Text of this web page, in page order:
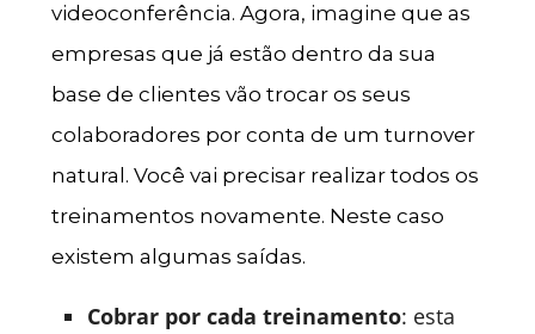
videoconferência. Agora, imagine que as
empresas que já estão dentro da sua
base de clientes vão trocar os seus
colaboradores por conta de um turnover
natural. Você vai precisar realizar todos os
treinamentos novamente. Neste caso
existem algumas saídas.
Cobrar por cada treinamento: esta